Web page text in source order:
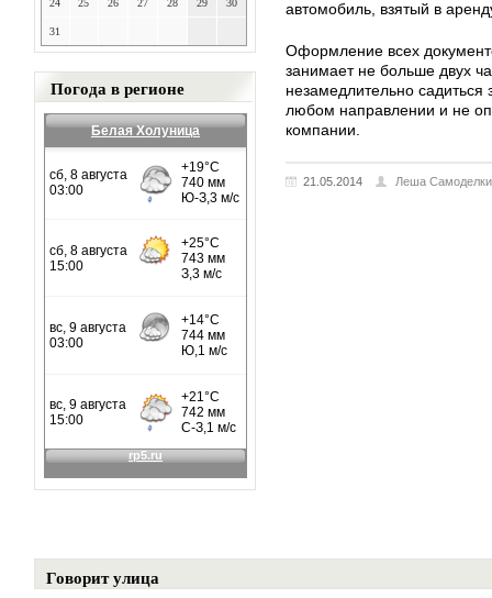
24 25 26 27 28 29 30
31
Погода в регионе
Белая Холуница
автомобиль, взятый в
Оформление всех
занимает не больше двух
незамедлительно
любом направлении и не
компании.
21.05.2014 Леша
Говорит улица